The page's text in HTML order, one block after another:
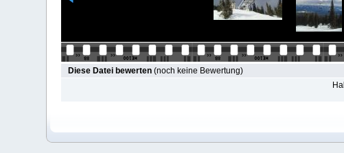
Diese Datei bewerten(noch keine Bewertung)